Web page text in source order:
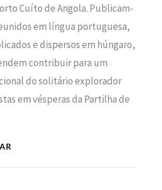
Cuíto de Angola. Publicam-
em língua portuguesa,
e dispersos em húngaro,
contribuir para um
do solitário explorador
em vésperas da Partilha de